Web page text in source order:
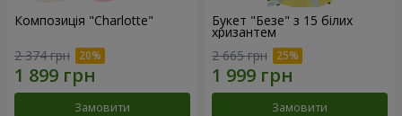
Композиція "Charlotte"
2 374 грн
Замовити
Букет "Безе" з 15 білих
хризантем
2 665 грн
Замовити